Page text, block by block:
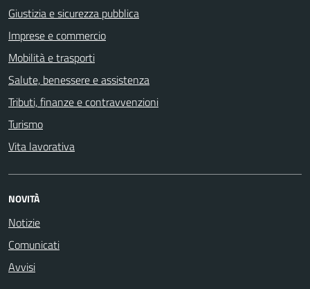
Giustizia e sicurezza pubblica
Imprese e commercio
Mobilità e trasporti
Salute, benessere e assistenza
Tributi, finanze e contravvenzioni
Turismo
Vita lavorativa
NOVITÀ
Notizie
Comunicati
Avvisi